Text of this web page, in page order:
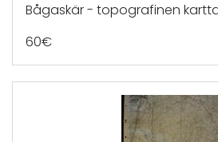
Bågaskär - topografinen
60€